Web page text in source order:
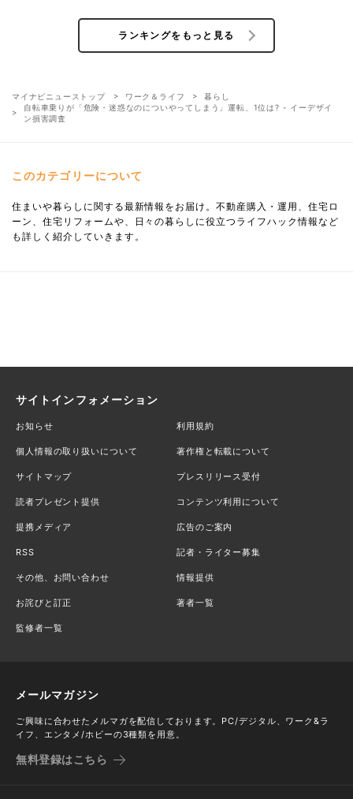
ランキングをもっと見る
マイナビニューストップ ワーク＆ライフ
暮らし
自転車乗りが「危険・迷惑なのについやってしまう」運転、1位は? - イーデザイ
ン損害調査
このカテゴリーについて
住まいや暮らしに関する最新情報をお届け。不動産購入・運用、住宅ロ
ーン、住宅リフォームや、日々の暮らしに役立つライフハック情報など
も詳しく紹介していきます。
サイトインフォメーション
お知らせ 利用規約
個人情報の取り扱いについて 著作権と転載について
サイトマップ プレスリリース受付
読者プレゼント提供 コンテンツ利用について
提携メディア 広告のご案内
RSS 記者・ライター募集
その他、お問い合わせ 情報提供
お詫びと訂正 著者一覧
監修者一覧
メールマガジン
ご興味に合わせたメルマガを配信しております。PC/デジタル、ワーク&ラ
イフ、エンタメ/ホビーの3種類を用意。
無料登録はこちら